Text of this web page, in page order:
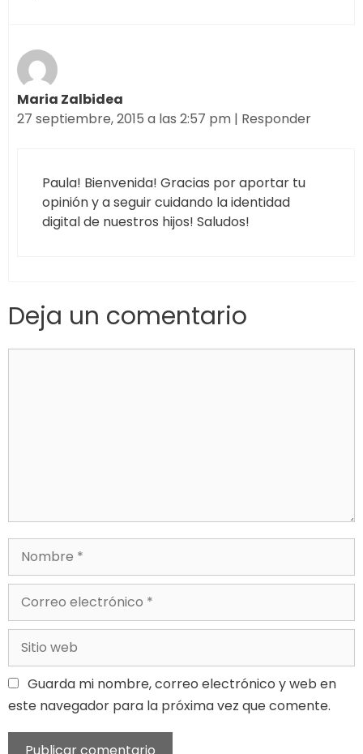
Maria Zalbidea
27 septiembre, 2015 a las 2:57 pm | Responder
Paula! Bienvenida! Gracias por aportar tu
opinión y a seguir cuidando la identidad
digital de nuestros hijos! Saludos!
Deja un comentario
Guarda mi nombre, correo electrónico y web en
este navegador para la próxima vez que comente.